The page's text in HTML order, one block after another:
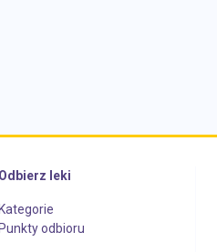
Odbierz leki
Kategorie
Punkty odbioru